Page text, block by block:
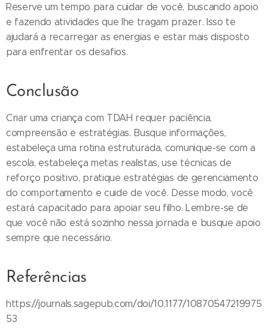
Reserve um tempo para cuidar de você, buscando apoio
e fazendo atividades que lhe tragam prazer. Isso te
ajudará a recarregar as energias e estar mais disposto
para enfrentar os desafios.
Conclusão
Criar uma criança com TDAH requer paciência,
compreensão e estratégias. Busque informações,
estabeleça uma rotina estruturada, comunique-se com a
escola, estabeleça metas realistas, use técnicas de
reforço positivo, pratique estratégias de gerenciamento
do comportamento e cuide de você. Desse modo, você
estará capacitado para apoiar seu filho. Lembre-se de
que você não está sozinho nessa jornada e busque apoio
sempre que necessário.
Referências
https://journals.sagepub.com/doi/10.1177/10870547219975
53